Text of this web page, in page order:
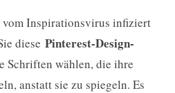
Inspirationsvirus infiziert
diese Pinterest-Design-
Schriften wählen, die ihre
anstatt sie zu spiegeln. Es